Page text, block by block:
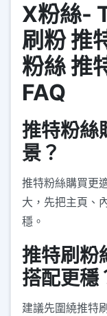
X粉絲-
刷粉 推
粉絲 推
FAQ
推特粉絲
景？
推特粉絲購買更
大，先把主頁、
穩。
推特刷
搭配更穩
建議先圍繞推特